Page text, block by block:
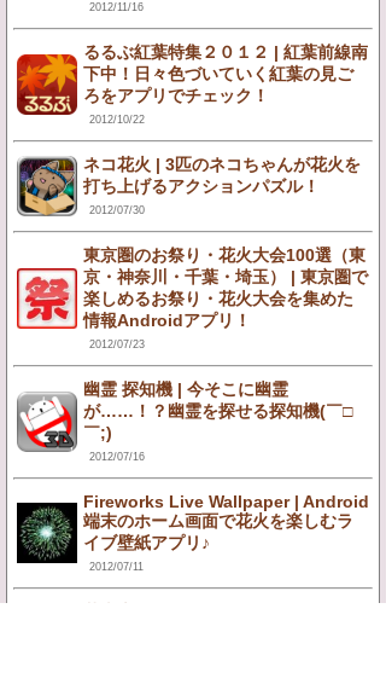
2012/11/16
るるぶ紅葉特集２０１２ | 紅葉前線南
下中！日々色づいていく紅葉の見ご
ろをアプリでチェック！
2012/10/22
ネコ花火 | 3匹のネコちゃんが花火を
打ち上げるアクションパズル！
2012/07/30
東京圏のお祭り・花火大会100選（東
京・神奈川・千葉・埼玉） | 東京圏で
楽しめるお祭り・花火大会を集めた
情報Androidアプリ！
2012/07/23
幽霊 探知機 | 今そこに幽霊
が……！？幽霊を探せる探知機(￣□
￣;)
2012/07/16
Fireworks Live Wallpaper | Android
端末のホーム画面で花火を楽しむラ
イブ壁紙アプリ♪
2012/07/11